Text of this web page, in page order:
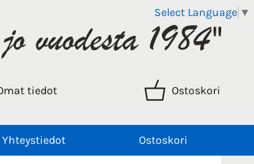
Select Language ▼
tiedot Ostoskori
Yhteystiedot Ostoskori